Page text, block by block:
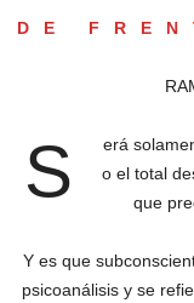
DE
S
erá
o el total
que
Y es que
psicoanálisis y se